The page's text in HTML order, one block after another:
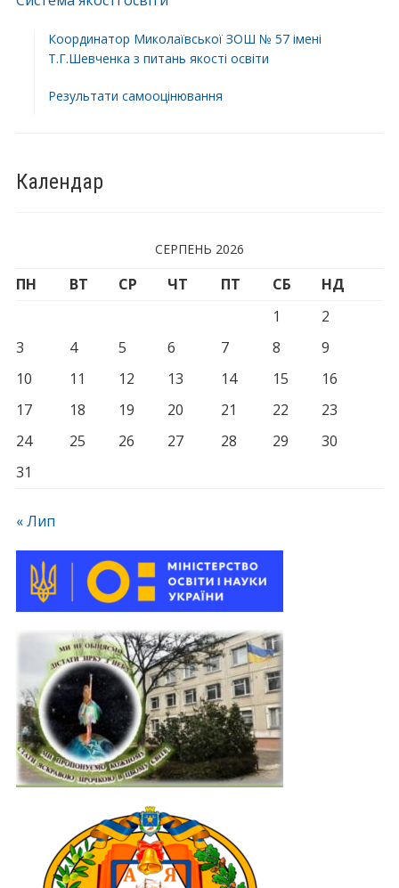
Координатор Миколаївської ЗОШ № 57 імені
Т.Г.Шевченка з питань якості освіти
Результати самооцінювання
Календар
СЕРПЕНЬ 2026
ПН ВТ СР ЧТ ПТ СБ
НД
1
2
3
4 5 6 7 8
9
10
11 12 13 14 15
16
17
18 19 20 21 22
23
24
25 26 27 28 29
30
31
« Лип